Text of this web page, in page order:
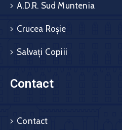
A.D.R. Sud Muntenia
Crucea Roșie
Salvați Copiii
Contact
Contact